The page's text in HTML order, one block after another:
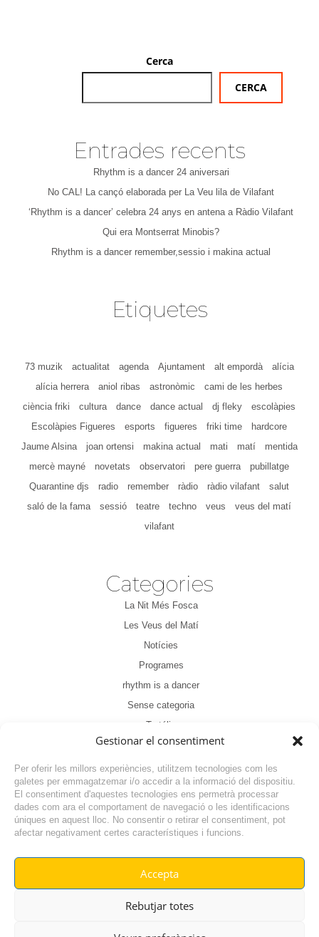
Gestionar el consentiment
Per oferir les millors experiències, utilitzem tecnologies com les
galetes per emmagatzemar i/o accedir a la informació del dispositiu.
El consentiment d'aquestes tecnologies ens permetrà processar
dades com ara el comportament de navegació o les identificacions
úniques en aquest lloc. No consentir o retirar el consentiment, pot
afectar negativament certes característiques i funcions.
Accepta
Rebutjar totes
Cerca
CERCA
Entrades recents
Rhythm is a dancer 24 aniversari
No CAL! La cançó elaborada per La Veu lila de Vilafant
‘Rhythm is a dancer’ celebra 24 anys en antena a Ràdio Vilafant
Qui era Montserrat Minobis?
Rhythm is a dancer remember,sessio i makina actual
Etiquetes
73 muzik actualitat agenda Ajuntament alt empordà
alícia
alícia herrera
aniol ribas astronòmic
cami de les herbes
ciència friki
cultura dance dance actual dj fleky
escolàpies
Escolàpies Figueres
esports figueres friki time
hardcore
Jaume Alsina
joan ortensi makina actual mati matí
mentida
mercè mayné
novetats observatori pere guerra
pubillatge
Quarantine djs
radio remember ràdio ràdio vilafant
salut
saló de la fama
sessió teatre techno veus
veus del matí
vilafant
Categories
La Nit Més Fosca
Les Veus del Matí
Notícies
Programes
rhythm is a dancer
Sense categoria
Tertúlia
NOTÍCIA ANTERIOR
NOTÍCIA SEGÜENT
© RADIO VILAFANT 2024
|AVÍS LEGAL|POLÍTICA DE PRIVACITAT